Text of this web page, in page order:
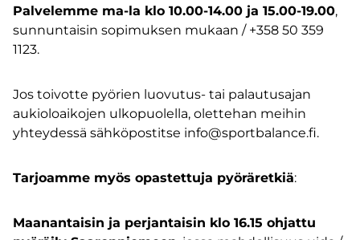
Palvelemme ma-la klo 10.00-14.00 ja 15.00-19.00,
sunnuntaisin sopimuksen mukaan / +358 50 359
1123.
Jos toivotte pyörien luovutus- tai palautusajan
aukioloaikojen ulkopuolella, olettehan meihin
yhteydessä sähköpostitse info@sportbalance.fi.
Tarjoamme myös opastettuja pyöräretkiä:
Maanantaisin ja perjantaisin klo 16.15 ohjattu